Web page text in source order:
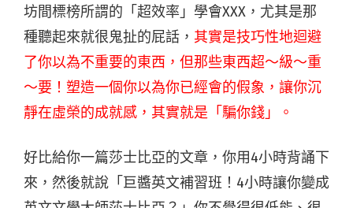
坊間標榜所謂的「超效率」學會XXX，尤其是那
種聽起來就很鬼扯的屁話， 其實是技巧性地迴避
了你以為不重要的東西，但那些東西超～級～重
～要！塑造一個你以為你已經會的假象，讓你沉
靜在虛榮的成就感，其實就是「騙你錢」。
好比給你一篇莎士比亞的文章，你用4小時背誦下
來，然後就說「巨醬英文補習班！4小時讓你變成